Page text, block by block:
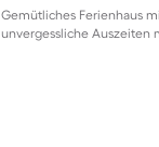
Gemütliches Ferienhaus
unvergessliche Auszeiten